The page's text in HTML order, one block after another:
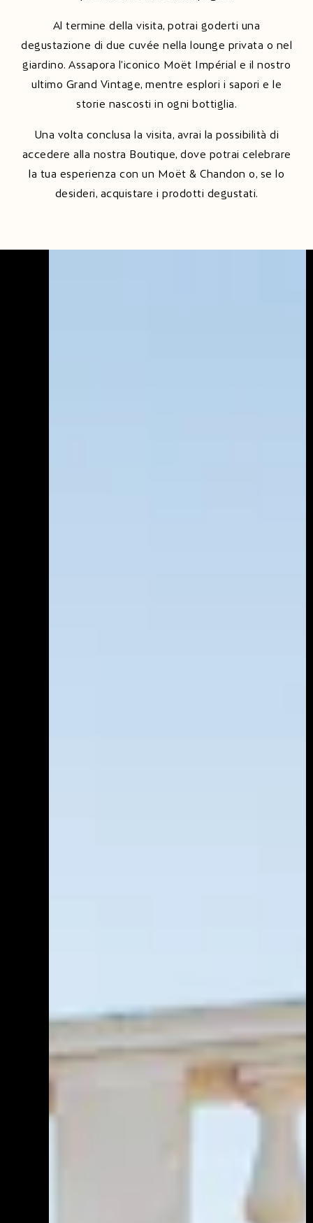
Al termine della visita, potrai goderti una
degustazione di due cuvée nella lounge privata o nel
giardino. Assapora l’iconico Moët Impérial e il nostro
ultimo Grand Vintage, mentre esplori i sapori e le
storie nascosti in ogni bottiglia.
Una volta conclusa la visita, avrai la possibilità di
accedere alla nostra Boutique, dove potrai celebrare
la tua esperienza con un Moët & Chandon o, se lo
desideri, acquistare i prodotti degustati.